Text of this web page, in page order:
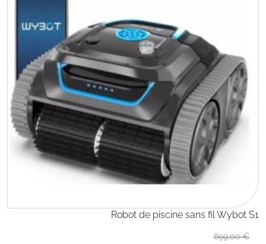
Robot de piscine sans fil Wybot S1
699,00€